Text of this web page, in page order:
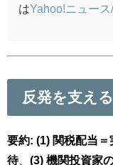
はYahoo!ニュース
反発を支え
要約: (1) 関税配当
待、 (3) 機関投資家